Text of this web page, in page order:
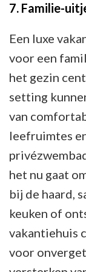
7. Familie-
Een luxe
voor een
het gezin
setting
van
leefruimtes
het nu gaat
bij de haard,
keuken of
vakantiehuis
voor